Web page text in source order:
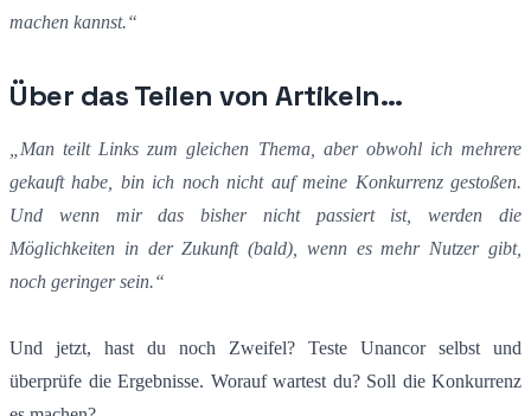
machen kannst.“
Über das Teilen von Artikeln…
„Man teilt Links zum gleichen Thema, aber obwohl ich mehrere
gekauft habe, bin ich noch nicht auf meine Konkurrenz gestoßen.
Und wenn mir das bisher nicht passiert ist, werden die
Möglichkeiten in der Zukunft (bald), wenn es mehr Nutzer gibt,
noch geringer sein.“
Und jetzt, hast du noch Zweifel? Teste Unancor selbst und
überprüfe die Ergebnisse. Worauf wartest du? Soll die Konkurrenz